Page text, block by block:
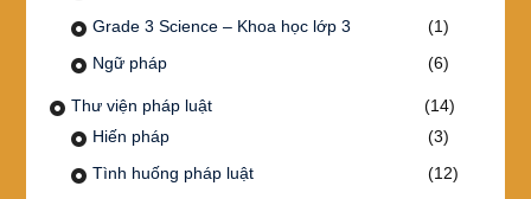
Grade 3 Science – Khoa học lớp 3
(1)
Ngữ pháp
(6)
Thư viện pháp luật
(14)
Hiến pháp
(3)
Tình huống pháp luật
(12)